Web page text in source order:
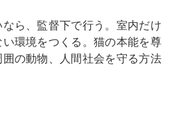
ら、監督下で行う。室内だけ
環境をつくる。猫の本能を尊
の動物、人間社会を守る方法